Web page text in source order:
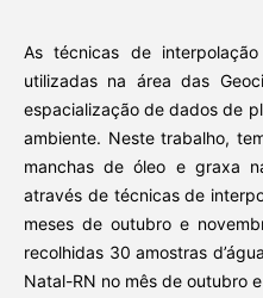
As técnicas de
utilizadas na área das
espacialização de dados de
ambiente. Neste trabalho,
manchas de óleo e graxa
através de técnicas de
meses de outubro e
recolhidas 30 amostras
Natal-RN no mês de outubro